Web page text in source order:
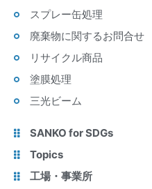
スプレー缶処理
廃棄物に関するお問合せ
リサイクル商品
塗膜処理
三光ビーム
SANKO for SDGs
Topics
工場・事業所